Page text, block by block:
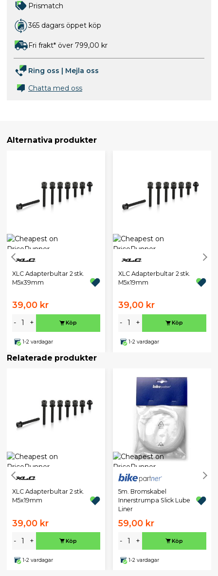
Prismatch
365 dagars öppet köp
Fri frakt* över 799,00 kr
Ring oss | Mejla oss
Chatta med oss
Alternativa produkter
XLC Adapterbultar 2 stk.
M5x39mm
39,00 kr
- + Köp
1-2 vardagar
XLC Adapterbultar 2 stk.
M5x19mm
39,00 kr
- + Köp
1-2 vardagar
Relaterade produkter
XLC Adapterbultar 2 stk.
M5x19mm
39,00 kr
- + Köp
1-2 vardagar
5m. Bromskabel
Innerstrumpa Slick Lube
Liner
59,00 kr
- + Köp
1-2 vardagar